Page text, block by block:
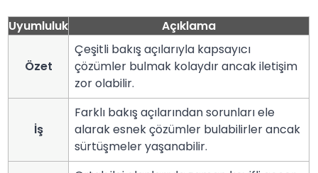
Uyumluluk Açıklama
Özet
Çeşitli bakış açılarıyla kapsayıcı
çözümler bulmak kolaydır ancak iletişim
zor olabilir.
İş
Farklı bakış açılarından sorunları ele
alarak esnek çözümler bulabilirler ancak
sürtüşmeler yaşanabilir.